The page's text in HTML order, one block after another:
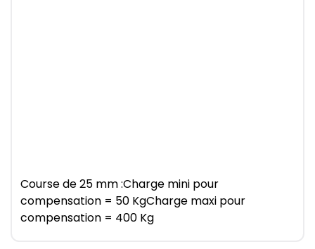
Course de 25 mm :Charge mini pour
compensation = 50 KgCharge maxi pour
compensation = 400 Kg